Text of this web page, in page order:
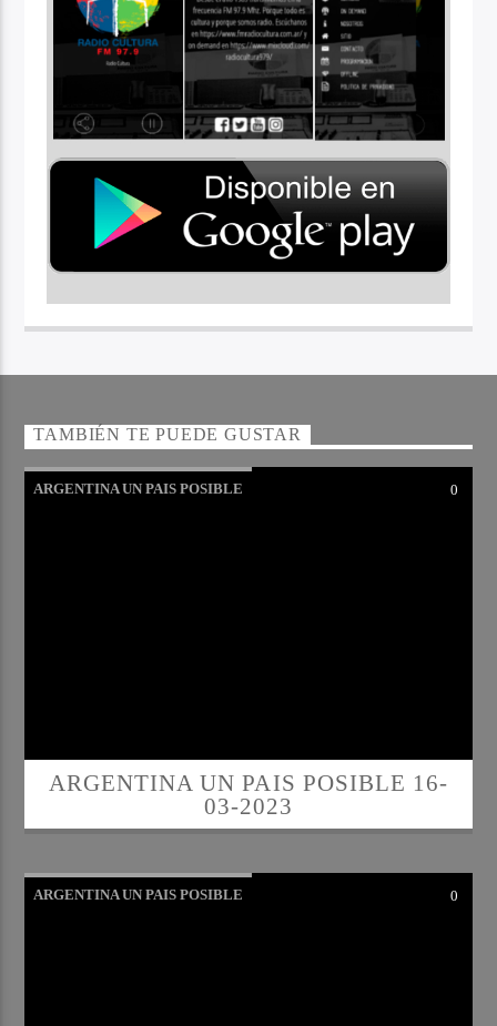
TAMBIÉN TE PUEDE GUSTAR
ARGENTINA UN PAIS POSIBLE 0
ARGENTINA UN PAIS POSIBLE 16-
03-2023
ARGENTINA UN PAIS POSIBLE 0